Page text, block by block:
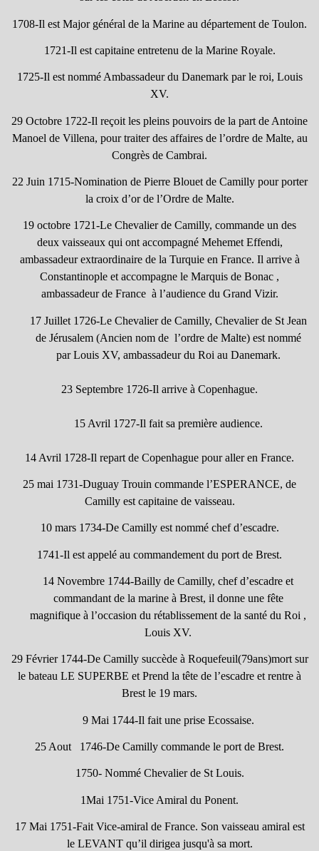
1708-Il est Major général de la Marine au département de Toulon.
1721-Il est capitaine entretenu de la Marine Royale.
1725-Il est nommé Ambassadeur du Danemark par le roi, Louis
XV.
29 Octobre 1722-Il reçoit les pleins pouvoirs de la part de Antoine
Manoel de Villena, pour traiter des affaires de l’ordre de Malte, au
Congrès de Cambrai.
22 Juin 1715-Nomination de Pierre Blouet de Camilly pour porter
la croix d’or de l’Ordre de Malte.
19 octobre 1721-Le Chevalier de Camilly, commande un des
deux vaisseaux qui ont accompagné Mehemet Effendi,
ambassadeur extraordinaire de la Turquie en France. Il arrive à
Constantinople et accompagne le Marquis de Bonac ,
ambassadeur de France à l’audience du Grand Vizir.
17 Juillet 1726-Le Chevalier de Camilly, Chevalier de St Jean
de Jérusalem (Ancien nom de l’ordre de Malte) est nommé
par Louis XV, ambassadeur du Roi au Danemark.
23 Septembre 1726-Il arrive à Copenhague.
15 Avril 1727-Il fait sa première audience.
14 Avril 1728-Il repart de Copenhague pour aller en France.
25 mai 1731-Duguay Trouin commande l’ESPERANCE, de
Camilly est capitaine de vaisseau.
10 mars 1734-De Camilly est nommé chef d’escadre.
1741-Il est appelé au commandement du port de Brest.
14 Novembre 1744-Bailly de Camilly, chef d’escadre et
commandant de la marine à Brest, il donne une fête
magnifique à l’occasion du rétablissement de la santé du Roi ,
Louis XV.
29 Février 1744-De Camilly succède à Roquefeuil(79ans)mort sur
le bateau LE SUPERBE et Prend la tête de l’escadre et rentre à
Brest le 19 mars.
9 Mai 1744-Il fait une prise Ecossaise.
25 Aout 1746-De Camilly commande le port de Brest.
1750- Nommé Chevalier de St Louis.
1Mai 1751-Vice Amiral du Ponent.
17 Mai 1751-Fait Vice-amiral de France. Son vaisseau amiral est
le LEVANT qu’il dirigea jusqu'à sa mort.